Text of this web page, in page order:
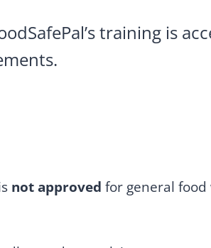
training is
not approved for general food